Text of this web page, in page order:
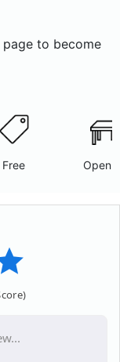
to become
Free Open